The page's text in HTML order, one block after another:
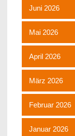
Juni 2026
Mai 2026
April 2026
März 2026
Februar 2026
Januar 2026